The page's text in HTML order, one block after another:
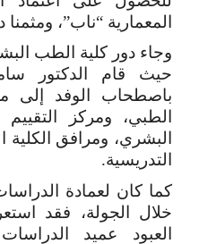
المعمارية “ناب”، ومثمنا
وجاء دور كلية الطب
حيث قام الدكتور
باصطحاب الوفد إلى
الطبي، ومركز
البشري، ومرافق الكلية
التدريسية.
كما كان لعمادة
خلال الجولة، فقد
العبود عميد